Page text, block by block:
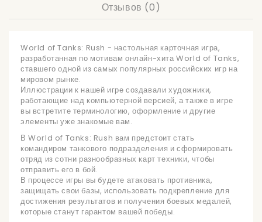
Отзывов (0)
World of Tanks: Rush - настольная карточная игра,
разработанная по мотивам онлайн-хита World of Tanks,
ставшего одной из самых популярных российских игр на
мировом рынке.
Иллюстрации к нашей игре создавали художники,
работающие над компьютерной версией, а также в игре
вы встретите терминологию, оформление и другие
элементы уже знакомые вам.
В World of Tanks: Rush вам предстоит стать
командиром танкового подразделения и сформировать
отряд из сотни разнообразных карт техники, чтобы
отправить его в бой.
В процессе игры вы будете атаковать противника,
защищать свои базы, использовать подкрепление для
достижения результатов и получения боевых медалей,
которые станут гарантом вашей победы.